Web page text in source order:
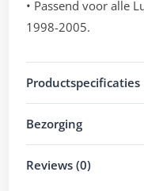
• Passend voor alle
1998-2005.
Productspecificaties
Bezorging
Reviews (0)